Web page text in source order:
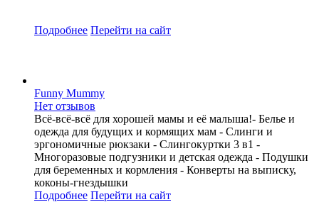
Подробнее Перейти на сайт
Funny Mummy
Нет отзывов
Всё-всё-всё для хорошей мамы и её малыша!- Белье и
одежда для будущих и кормящих мам - Слинги и
эргономичные рюкзаки - Слингокуртки 3 в1 -
Многоразовые подгузники и детская одежда - Подушки
для беременных и кормления - Конверты на выписку,
коконы-гнездышки
Подробнее Перейти на сайт